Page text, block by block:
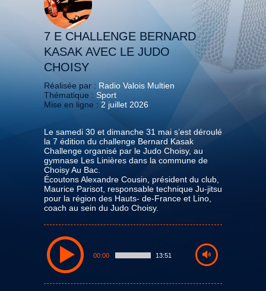
7 E CHALLENGE BERNARD
KASAK AVEC LE JUDO
CHOISY
Réalisée par : Radio Valois Multien
Thématique : Sport
Mise en ligne : 2 juillet 2026
Le samedi 30 et dimanche 31 mai s’est déroulé
la 7 édition du challenge Bernard Kasak
Challenge organisé par le Judo Choisy, au
gymnase Les Linières dans la commune de
Choisy Au Bac.
Écoutons Alexandre Cousin, président du club,
Maurice Parisot, responsable technique Ju-jitsu
pour la région des Hauts- de-France et Lino,
coach au sein du Judo Choisy.
00:00 13:51